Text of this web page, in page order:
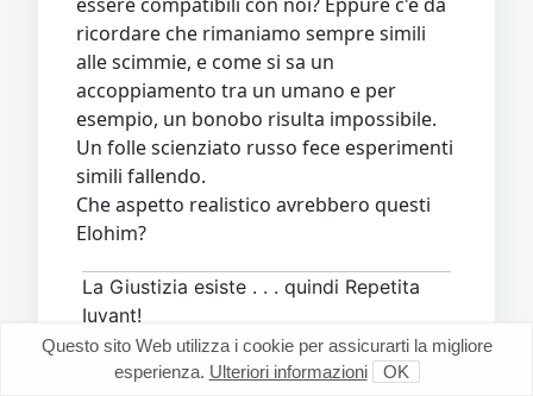
ricordare che rimaniamo sempre simili
alle scimmie, e come si sa un
accoppiamento tra un umano e per
esempio, un bonobo risulta impossibile.
Un folle scienziato russo fece esperimenti
simili fallendo.
Che aspetto realistico avrebbero questi
Elohim?
La Giustizia esiste . . . quindi Repetita
Iuvant!
Questo sito Web utilizza i cookie per assicurarti la migliore
esperienza. Ulteriori informazioni OK